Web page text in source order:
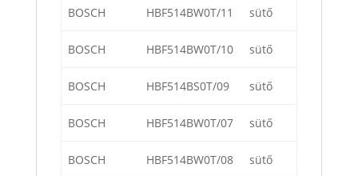
BOSCH HBF514BW0T/11 sütő
BOSCH HBF514BW0T/10 sütő
BOSCH HBF514BS0T/09 sütő
BOSCH HBF514BW0T/07 sütő
BOSCH HBF514BW0T/08 sütő